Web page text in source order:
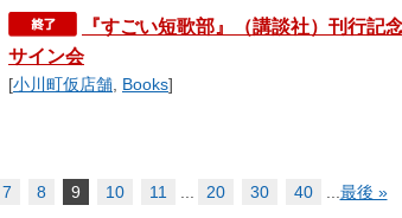
『すごい短歌部』（講談社）刊行記
サイン会
[小川町仮店舗 Books]
7 8 9 10 11 20 30 40 最後 »